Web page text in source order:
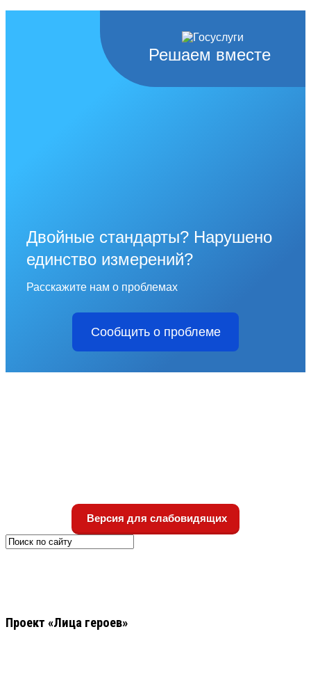
Решаем вместе
Двойные стандарты? Нарушено
единство измерений?
Расскажите нам о проблемах
Сообщить о проблеме
Версия для слабовидящих
Проект «Лица героев»